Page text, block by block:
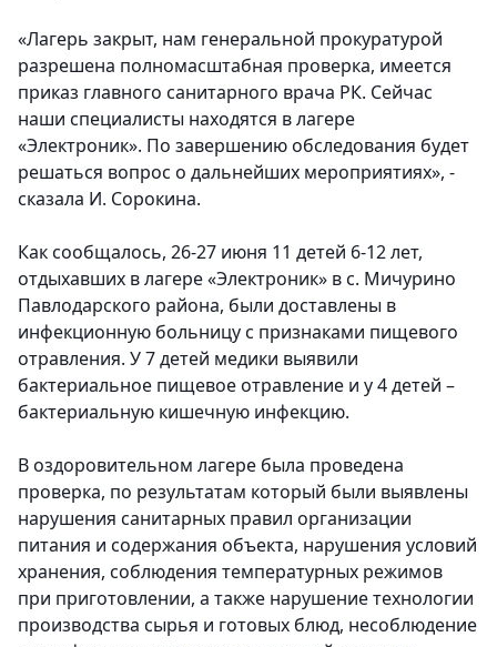
«Лагерь закрыт, нам генеральной прокуратурой
разрешена полномасштабная проверка, имеется
приказ главного санитарного врача РК. Сейчас
наши специалисты находятся в лагере
«Электроник». По завершению обследования будет
решаться вопрос о дальнейших мероприятиях», -
сказала И. Сорокина.
Как сообщалось, 26-27 июня 11 детей 6-12 лет,
отдыхавших в лагере «Электроник» в с. Мичурино
Павлодарского района, были доставлены в
инфекционную больницу с признаками пищевого
отравления. У 7 детей медики выявили
бактериальное пищевое отравление и у 4 детей –
бактериальную кишечную инфекцию.
В оздоровительном лагере была проведена
проверка, по результатам который были выявлены
нарушения санитарных правил организации
питания и содержания объекта, нарушения условий
хранения, соблюдения температурных режимов
при приготовлении, а также нарушение технологии
производства сырья и готовых блюд, несоблюдение